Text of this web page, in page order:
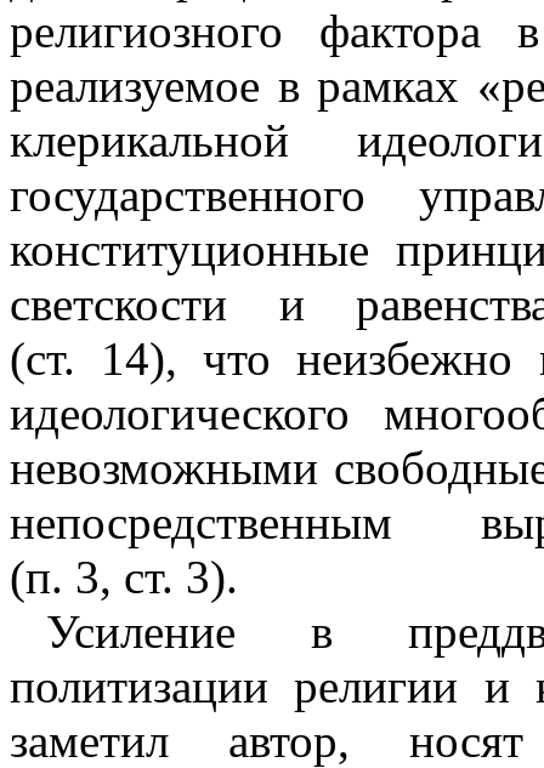
религиозного фактора
реализуемое в рамках
клерикальной
государственного
конституционные
светскости и
(ст. 14), что
идеологического
невозможными
непосредственным
(п. 3, ст. 3).
Усиление в
политизации религии и
заметил автор, носят